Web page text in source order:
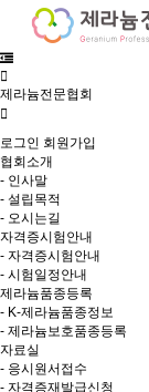
제라늄전문협회
로그인 회원가입
협회소개
- 인사말
- 설립목적
- 오시는길
자격증시험안내
- 자격증시험안내
- 시험일정안내
제라늄품종등록
- K-제라늄품종정보
- 제라늄보호품종등록
자료실
- 응시원서접수
- 자격증재발급신청